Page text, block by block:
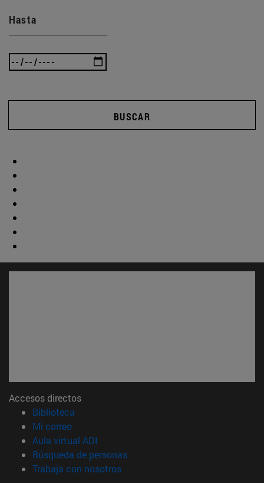
Hasta
BUSCAR
Accesos directos
Biblioteca
Mi correo(abre en nueva ventana)
Aula virtual ADI
Búsqueda de personas(abre en nueva ventana)
Trabaja con nosotros(abre en nueva ventana)